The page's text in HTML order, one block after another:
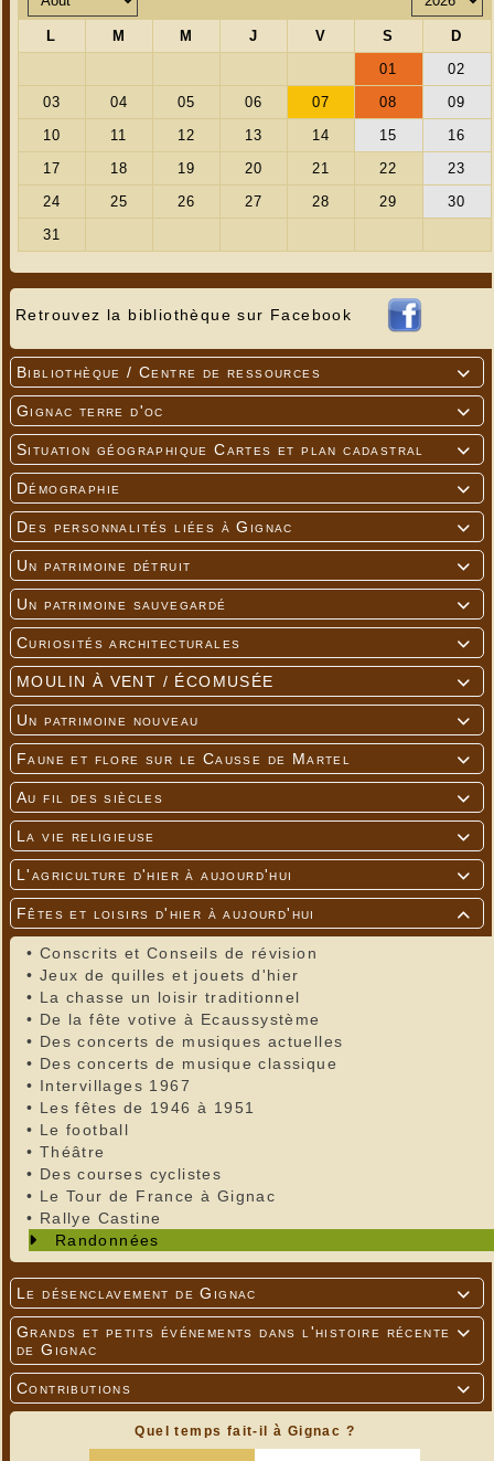
Retrouvez la bibliothèque sur Facebook

Bibliothèque / Centre de ressources

Gignac terre d'oc

Situation géographique Cartes et plan cadastral

Démographie

Des personnalités liées à Gignac

Un patrimoine détruit

Un patrimoine sauvegardé

Curiosités architecturales

MOULIN À VENT / ÉCOMUSÉE

Un patrimoine nouveau

Faune et flore sur le Causse de Martel

Au fil des siècles

La vie religieuse

L'agriculture d'hier à aujourd'hui

Fêtes et loisirs d'hier à aujourd'hui
• Conscrits et Conseils de révision
• Jeux de quilles et jouets d'hier
• La chasse un loisir traditionnel
• De la fête votive à Ecaussystème
• Des concerts de musiques actuelles
• Des concerts de musique classique
• Intervillages 1967
• Les fêtes de 1946 à 1951
• Le football
• Théâtre
• Des courses cyclistes
• Le Tour de France à Gignac
• Rallye Castine
Randonnées

Le désenclavement de Gignac

Grands et petits événements dans l'histoire récente
de Gignac

Contributions
Quel temps fait-il à Gignac ?